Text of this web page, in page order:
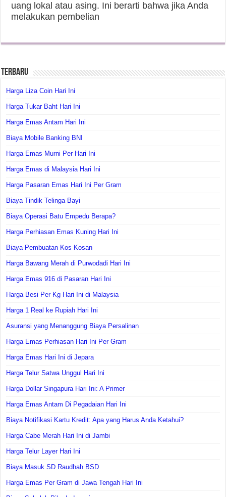
uang lokal atau asing. Ini berarti bahwa jika Anda
melakukan pembelian
Terbaru
Harga Liza Coin Hari Ini
Harga Tukar Baht Hari Ini
Harga Emas Antam Hari Ini
Biaya Mobile Banking BNI
Harga Emas Murni Per Hari Ini
Harga Emas di Malaysia Hari Ini
Harga Pasaran Emas Hari Ini Per Gram
Biaya Tindik Telinga Bayi
Biaya Operasi Batu Empedu Berapa?
Harga Perhiasan Emas Kuning Hari Ini
Biaya Pembuatan Kos Kosan
Harga Bawang Merah di Purwodadi Hari Ini
Harga Emas 916 di Pasaran Hari Ini
Harga Besi Per Kg Hari Ini di Malaysia
Harga 1 Real ke Rupiah Hari Ini
Asuransi yang Menanggung Biaya Persalinan
Harga Emas Perhiasan Hari Ini Per Gram
Harga Emas Hari Ini di Jepara
Harga Telur Satwa Unggul Hari Ini
Harga Dollar Singapura Hari Ini: A Primer
Harga Emas Antam Di Pegadaian Hari Ini
Biaya Notifikasi Kartu Kredit: Apa yang Harus Anda Ketahui?
Harga Cabe Merah Hari Ini di Jambi
Harga Telur Layer Hari Ini
Biaya Masuk SD Raudhah BSD
Harga Emas Per Gram di Jawa Tengah Hari Ini